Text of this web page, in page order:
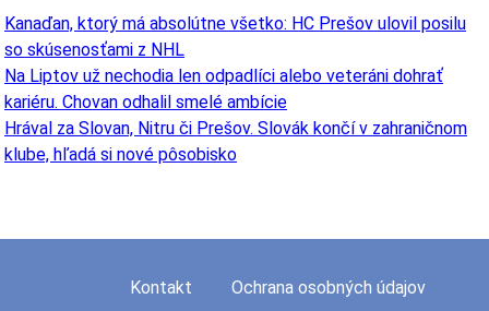
Kanaďan, ktorý má absolútne všetko: HC Prešov ulovil posilu
so skúsenosťami z NHL
Na Liptov už nechodia len odpadlíci alebo veteráni dohrať
kariéru. Chovan odhalil smelé ambície
Hrával za Slovan, Nitru či Prešov. Slovák končí v zahraničnom
klube, hľadá si nové pôsobisko
Kontakt Ochrana osobných údajov